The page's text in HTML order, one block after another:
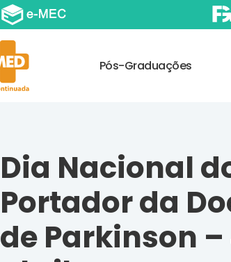
Pós-Graduações
Dia Nacional
Portador da
de Parkinson –